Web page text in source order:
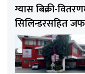
ग्यास बिक्री-
सिलिन्डरसहित